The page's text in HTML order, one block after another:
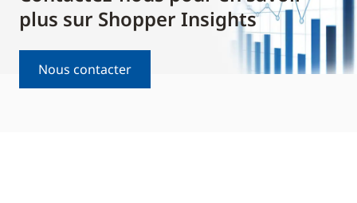
plus sur Shopper Insights
Nous contacter